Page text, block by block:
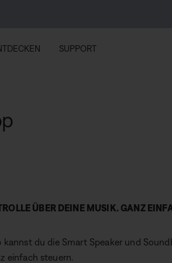
SUPPORT
ÜBER DEINE MUSIK. GANZ
kannst du die Smart Speaker und
einfach steuern.